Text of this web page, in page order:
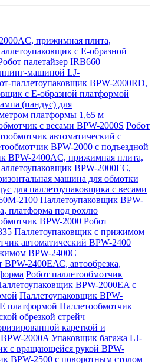
прижимная плита,
с Е-образной
палетайзер IRB660
машиной LJ-
паллетоупаковщик BPW-2000RD,
с Е-образной платформой
(пандус) для
платформы 1,65 м
с весами BPW-2000S Робот
автоматический с
BPW-2000 с подъездной
BPW-2400AC, прижимная плита,
BPW-2000EC,
машина для обмотки
для паллетоупаковщика с весами
2100 Паллетоупаковщик BPW-
платформа под рохлю
BPW-2000 Робот
Паллетоупаковщик с прижимом
автоматический BPW-2400
BPW-2400C
BPW-2400ЕАС, автообрезка,
Робот паллетообмотчик
BPW-2000EA с
Паллетоупаковщик BPW-
платформой Паллетообмотчик
обрезкой стрейч
кареткой и
2000A Упаковщик багажа LJ-
с вращающейся рукой BPW-
BPW-2500 с поворотным столом